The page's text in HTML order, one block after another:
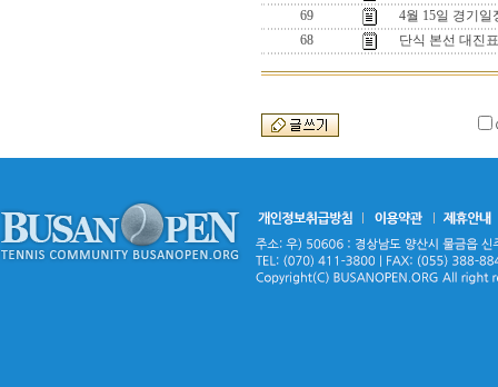
69
4월 15일 경기일
68
단식 본선 대진표